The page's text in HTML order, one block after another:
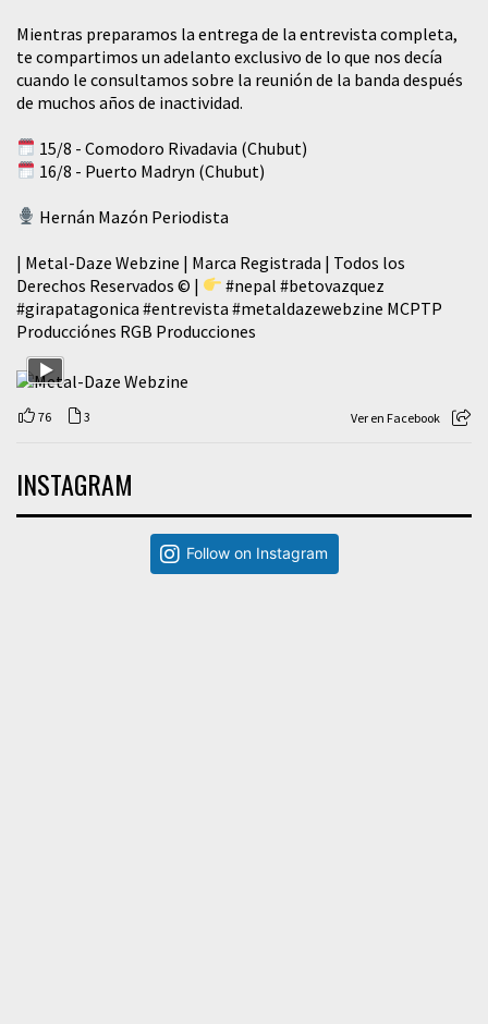
Mientras preparamos la entrega de la entrevista completa,
te compartimos un adelanto exclusivo de lo que nos decía
cuando le consultamos sobre la reunión de la banda después
de muchos años de inactividad.
15/8 - Comodoro Rivadavia (Chubut)
16/8 - Puerto Madryn (Chubut)
Hernán Mazón Periodista
| Metal-Daze Webzine | Marca Registrada | Todos los
Derechos Reservados © |
#nepal #betovazquez
#girapatagonica #entrevista #metaldazewebzine MCPTP
Producciónes RGB Producciones
76 3 Ver en Facebook
INSTAGRAM
Follow on Instagram